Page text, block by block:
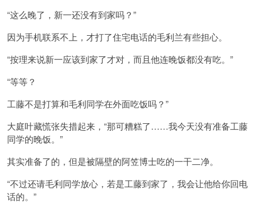
“这么晚了，新一还没有到家吗？”
因为手机联系不上，才打了住宅电话的毛利兰有些担心。
“按理来说新一应该到家了才对，而且他连晚饭都没有吃。”
“等等？
工藤不是打算和毛利同学在外面吃饭吗？”
大庭叶藏慌张失措起来，“那可糟糕了……我今天没有准备工藤
同学的晚饭。”
其实准备了的，但是被隔壁的阿笠博士吃的一干二净。
“不过还请毛利同学放心，若是工藤到家了，我会让他给你回电
话的。”